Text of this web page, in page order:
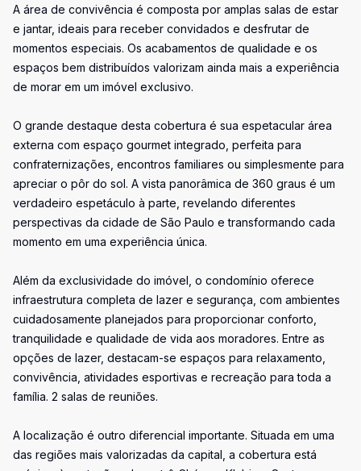
A área de convivência é composta por amplas salas de estar
e jantar, ideais para receber convidados e desfrutar de
momentos especiais. Os acabamentos de qualidade e os
espaços bem distribuídos valorizam ainda mais a experiência
de morar em um imóvel exclusivo.
O grande destaque desta cobertura é sua espetacular área
externa com espaço gourmet integrado, perfeita para
confraternizações, encontros familiares ou simplesmente para
apreciar o pôr do sol. A vista panorâmica de 360 graus é um
verdadeiro espetáculo à parte, revelando diferentes
perspectivas da cidade de São Paulo e transformando cada
momento em uma experiência única.
Além da exclusividade do imóvel, o condomínio oferece
infraestrutura completa de lazer e segurança, com ambientes
cuidadosamente planejados para proporcionar conforto,
tranquilidade e qualidade de vida aos moradores. Entre as
opções de lazer, destacam-se espaços para relaxamento,
convivência, atividades esportivas e recreação para toda a
família. 2 salas de reuniões.
A localização é outro diferencial importante. Situada em uma
das regiões mais valorizadas da capital, a cobertura está